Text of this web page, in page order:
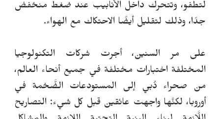
لتطفو، وتتحرك داخل الأنابيب عند ضغط منخفض
جدًا، وذلك لتقليل أيضًا الاحتكاك مع الهواء.
على مر السنين، أجرت شركات التكنولوجيا
المختلفة اختبارات مختلفة في جميع أنحاء العالم،
من صحراء دُبي إلى المستودعات الضَّخمة في
أوروبا، لكنَّها واجهت عائقين قبل كل شيء: التصاريح